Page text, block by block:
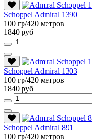
Schoppel Admiral 1390
100 гр/420 метров
1840 руб
Schoppel Admiral 1303
100 гр/420 метров
1840 руб
Schoppel Admiral 891
100 гр/420 метров